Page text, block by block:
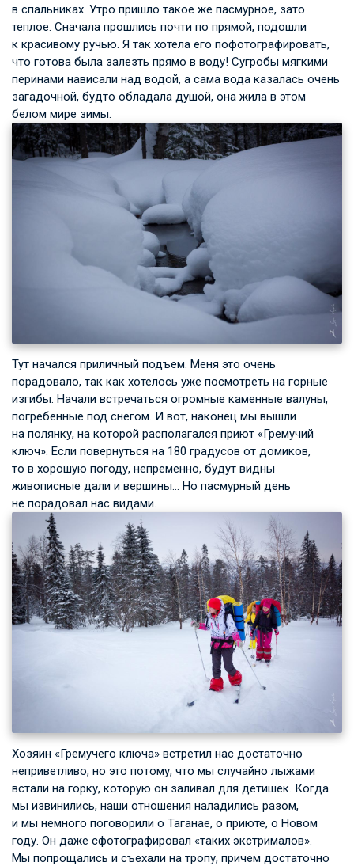
в спальниках. Утро пришло такое же пасмурное, зато
теплое. Сначала прошлись почти по прямой, подошли
к красивому ручью. Я так хотела его пофотографировать,
что готова была залезть прямо в воду! Сугробы мягкими
перинами нависали над водой, а сама вода казалась очень
загадочной, будто обладала душой, она жила в этом
белом мире зимы.
Тут начался приличный подъем. Меня это очень
порадовало, так как хотелось уже посмотреть на горные
изгибы. Начали встречаться огромные каменные валуны,
погребенные под снегом. И вот, наконец мы вышли
на полянку, на которой располагался приют «Гремучий
ключ». Если повернуться на 180 градусов от домиков,
то в хорошую погоду, непременно, будут видны
живописные дали и вершины… Но пасмурный день
не порадовал нас видами.
Хозяин «Гремучего ключа» встретил нас достаточно
неприветливо, но это потому, что мы случайно лыжами
встали на горку, которую он заливал для детишек. Когда
мы извинились, наши отношения наладились разом,
и мы немного поговорили о Таганае, о приюте, о Новом
году. Он даже сфотографировал «таких экстрималов».
Мы попрощались и съехали на тропу, причем достаточно